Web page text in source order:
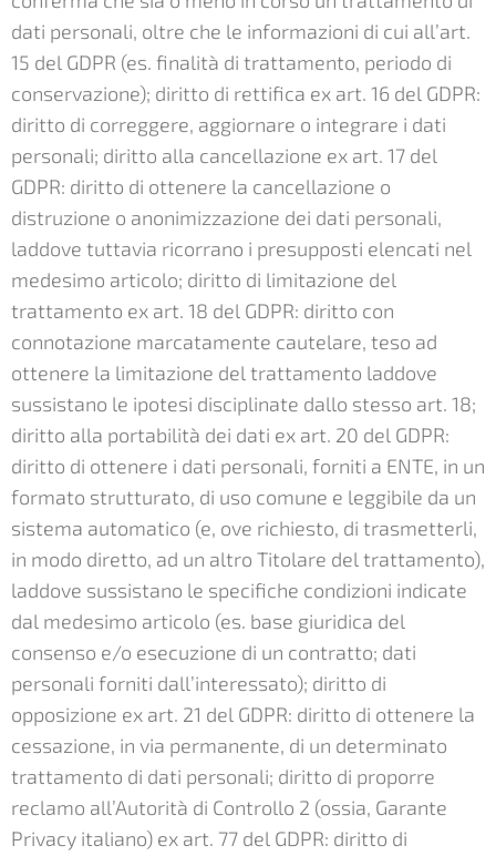
dati personali, oltre che le informazioni di cui all’art.
15 del GDPR (es. finalità di trattamento, periodo di
conservazione); diritto di rettifica ex art. 16 del GDPR:
diritto di correggere, aggiornare o integrare i dati
personali; diritto alla cancellazione ex art. 17 del
GDPR: diritto di ottenere la cancellazione o
distruzione o anonimizzazione dei dati personali,
laddove tuttavia ricorrano i presupposti elencati nel
medesimo articolo; diritto di limitazione del
trattamento ex art. 18 del GDPR: diritto con
connotazione marcatamente cautelare, teso ad
ottenere la limitazione del trattamento laddove
sussistano le ipotesi disciplinate dallo stesso art. 18;
diritto alla portabilità dei dati ex art. 20 del GDPR:
diritto di ottenere i dati personali, forniti a ENTE, in un
formato strutturato, di uso comune e leggibile da un
sistema automatico (e, ove richiesto, di trasmetterli,
in modo diretto, ad un altro Titolare del trattamento),
laddove sussistano le specifiche condizioni indicate
dal medesimo articolo (es. base giuridica del
consenso e/o esecuzione di un contratto; dati
personali forniti dall’interessato); diritto di
opposizione ex art. 21 del GDPR: diritto di ottenere la
cessazione, in via permanente, di un determinato
trattamento di dati personali; diritto di proporre
reclamo all’Autorità di Controllo 2 (ossia, Garante
Privacy italiano) ex art. 77 del GDPR: diritto di